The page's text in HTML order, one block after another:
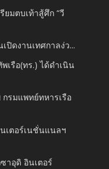
ยมตบเท้าสู้ศึก “วี
ปิดงานเทศกาลง่ว...
เรือ(ทร.) ได้ดำเนิน
กรมแพทย์ทหารเรือ
เตอร์เนชั่นแนลฯ
าอุดิ อินเตอร์